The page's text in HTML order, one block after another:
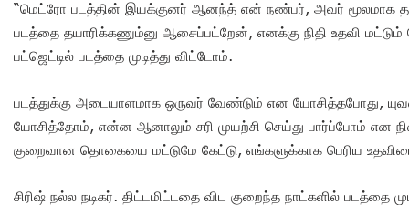
“மெட்ரோ படத்தின் இயக்குனர் ஆனந்த் என் நண்பர், அவர் மூலமாக
படத்தை தயாரிக்கணும்னு ஆசைப்பட்றேன், எனக்கு நிதி உதவி
பட்ஜெட்டில் படத்தை முடித்து விட்டோம்.
படத்துக்கு அடையாளமாக ஒருவர் வேண்டும் என யோசித்தபோது,
யோசித்தோம், என்ன ஆனாலும் சரி முயற்சி செய்து பார்ப்போம் என
குறைவான தொகையை மட்டுமே கேட்டு, எங்களுக்காக பெரிய
சிரிஷ் நல்ல நடிகர். திட்டமிட்டதை விட குறைந்த நாட்களில் படத்தை